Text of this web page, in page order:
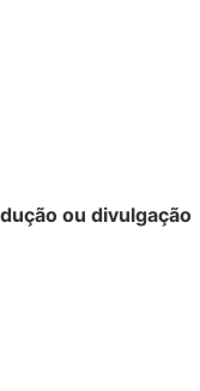
ou divulgação